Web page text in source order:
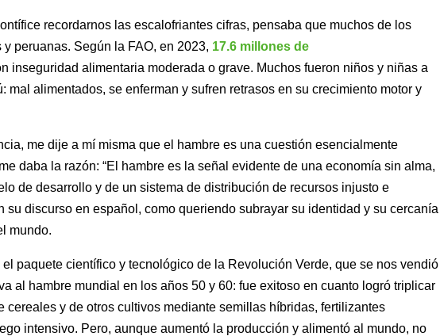
recordarnos las escalofriantes cifras, pensaba que muchos de los
peruanas. Según la FAO, en 2023, 17.6 millones de
inseguridad alimentaria moderada o grave. Muchos fueron niños y niñas a
mal alimentados, se enferman y sufren retrasos en su crecimiento motor y
me dije a mí misma que el hambre es una cuestión esencialmente
daba la razón: “El hambre es la señal evidente de una economía sin alma,
de desarrollo y de un sistema de distribución de recursos injusto e
su discurso en español, como queriendo subrayar su identidad y su cercanía
mundo.
el paquete científico y tecnológico de la Revolución Verde, que se nos vendió
al hambre mundial en los años 50 y 60: fue exitoso en cuanto logró triplicar
cereales y de otros cultivos mediante semillas híbridas, fertilizantes
intensivo. Pero, aunque aumentó la producción y alimentó al mundo, no